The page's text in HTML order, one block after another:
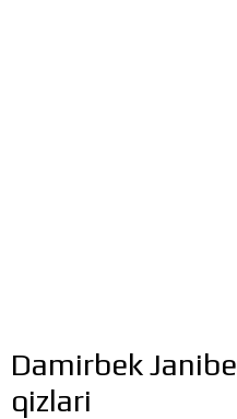
Damirbek
qizlari